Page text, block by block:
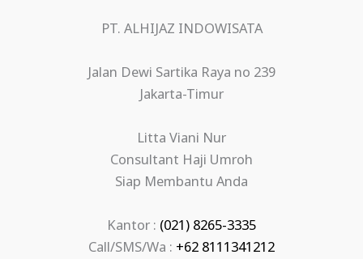
PT. ALHIJAZ INDOWISATA
Jalan Dewi Sartika Raya no 239
Jakarta-Timur
Litta Viani Nur
Consultant Haji Umroh
Siap Membantu Anda
Kantor : (021) 8265-3335
Call/SMS/Wa : +62 8111341212